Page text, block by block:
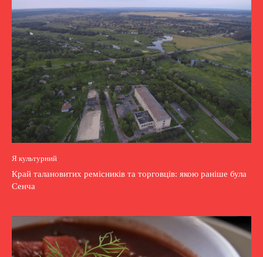
Я культурний
Край талановитих ремісників та торговців: якою раніше була
Сенча